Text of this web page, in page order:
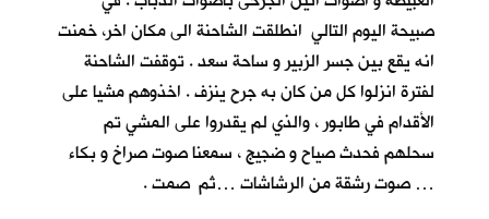
صبيحة اليوم التالي انطلقت الشاحنة الى مكان اخر، خمنت
انه يقع بين جسر الزبير و ساحة سعد . توقفت الشاحنة
لفترة انزلوا كل من كان به جرح ينزف . اخذوهم مشيا على
الأقدام في طابور ، والذي لم يقدروا على المشي تم
سحلهم فحدث صياح و ضجيج ، سمعنا صوت صراخ و بكاء
… صوت رشقة من الرشاشات …ثم صمت .